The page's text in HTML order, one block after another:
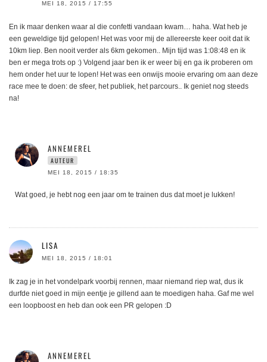
MEI 18, 2015 / 17:55
En ik maar denken waar al die confetti vandaan kwam… haha. Wat heb je
een geweldige tijd gelopen! Het was voor mij de allereerste keer ooit dat ik
10km liep. Ben nooit verder als 6km gekomen.. Mijn tijd was 1:08:48 en ik
ben er mega trots op :) Volgend jaar ben ik er weer bij en ga ik proberen om
hem onder het uur te lopen! Het was een onwijs mooie ervaring om aan deze
race mee te doen: de sfeer, het publiek, het parcours.. Ik geniet nog steeds
na!
ANNEMEREL
AUTEUR
MEI 18, 2015 / 18:35
Wat goed, je hebt nog een jaar om te trainen dus dat moet je lukken!
LISA
MEI 18, 2015 / 18:01
Ik zag je in het vondelpark voorbij rennen, maar niemand riep wat, dus ik
durfde niet goed in mijn eentje je gillend aan te moedigen haha. Gaf me wel
een loopboost en heb dan ook een PR gelopen :D
ANNEMEREL